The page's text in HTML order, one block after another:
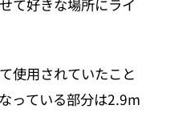
て好きな場所にライ
使用されていたこと
っている部分は2.9m